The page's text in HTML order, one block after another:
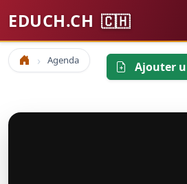
EDUCH.CH 🇨🇭
Accueil Agenda Ajouter